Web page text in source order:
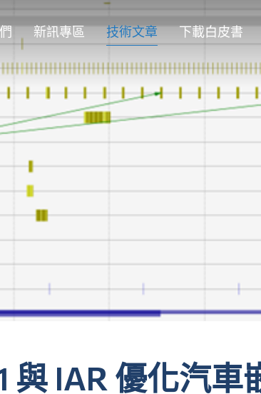
新訊專區 技術文章 下載白皮書
與 IAR 優化汽車